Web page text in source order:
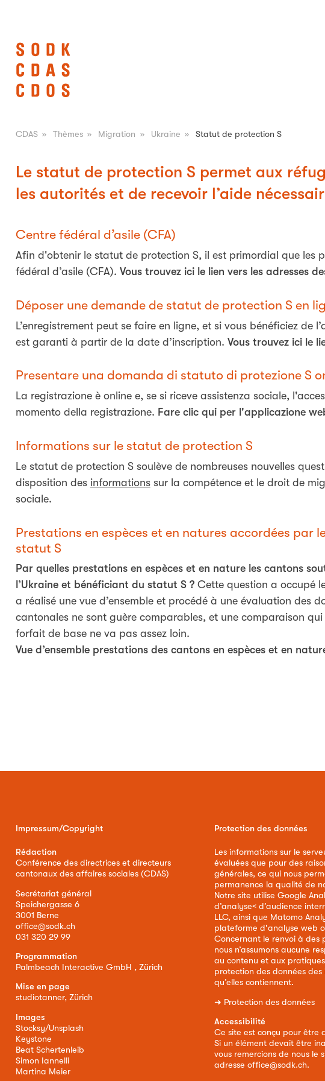
CDAS » Thèmes » Migration » Ukraine » Statut de protection S
Le statut de protection S permet aux
les autorités et de recevoir l’aide
Centre fédéral d’asile (CFA)
Afin d'obtenir le statut de protection S, il est primordial que les
fédéral d’asile (CFA). Vous trouvez ici le lien vers les adresses
Déposer une demande de statut de protection S en
L’enregistrement peut se faire en ligne, et si vous bénéficiez de
est garanti à partir de la date d’inscription. Vous trouvez ici le
Presentare una domanda di statuto di protezione S
La registrazione è online e, se si riceve assistenza sociale,
momento della registrazione. Fare clic qui per l'applicazione
Informations sur le statut de protection S
Le statut de protection S soulève de nombreuses nouvelles
disposition des informationssur la compétence et le droit de
sociale.
Prestations en espèces et en natures accordées par
statut S
Par quelles prestations en espèces et en nature les cantons
l’Ukraine et bénéficiant du statut S ?Cette question a occupé
a réalisé une vue d’ensemble et procédé à une évaluation des
cantonales ne sont guère comparables, et une comparaison
forfait de base ne va pas assez loin.
Vue d’ensemble prestations des cantons en espèces et en
Impressum/Copyright
Rédaction
Conférence des directrices et directeurs
cantonaux des affaires sociales (CDAS)
Secrétariat général
Speichergasse 6
3001 Berne
office@sodk.ch
031 320 29 99
Programmation
Palmbeach Interactive GmbH , Zürich
Mise en page
studiotanner, Zürich
Images
Stocksy/Unsplash
Keystone
Beat Schertenleib
Simon Iannelli
Martina Meier
Protection des données
Les informations sur le
évaluées que pour des
générales, ce qui nous
permanence la qualité de
Notre site utilise Google
d’analyse< d’audience
LLC, ainsi que Matomo
plateforme d'analyse web
Concernant le renvoi à des
nous n’assumons aucune
au contenu et aux
protection des données
qu’elles contiennent.
➜ Protection des données
Accessibilité
Ce site est conçu pour être
Si un élément devait être
vous remercions de nous le
adresseoffice@sodk.ch.